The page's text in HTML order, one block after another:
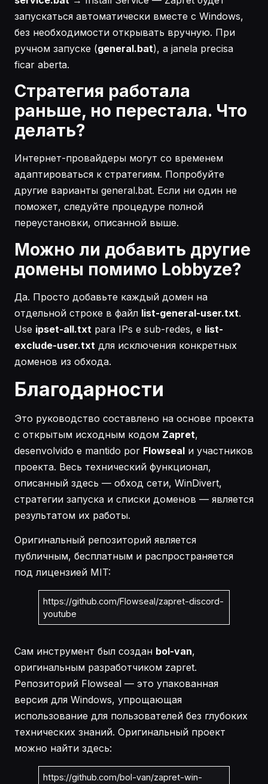
запускаться автоматически вместе с Windows,
без необходимости открывать вручную. При
ручном запуске (general.bat), a janela precisa
ficar aberta.
Стратегия работала
раньше, но перестала. Что
делать?
Интернет-провайдеры могут со временем
адаптироваться к стратегиям. Попробуйте
другие варианты general.bat. Если ни один не
поможет, следуйте процедуре полной
переустановки, описанной выше.
Можно ли добавить другие
домены помимо Lobbyze?
Да. Просто добавьте каждый домен на
отдельной строке в файл list-general-user.txt.
Use ipset-all.txt para IPs e sub-redes, e list-
exclude-user.txt для исключения конкретных
доменов из обхода.
Благодарности
Это руководство составлено на основе проекта
с открытым исходным кодом Zapret,
desenvolvido e mantido por Flowseal и участников
проекта. Весь технический функционал,
описанный здесь — обход сети, WinDivert,
стратегии запуска и списки доменов — является
результатом их работы.
Оригинальный репозиторий является
публичным, бесплатным и распространяется
под лицензией MIT:
https://github.com/Flowseal/zapret-discord-
youtube
Сам инструмент был создан bol-van,
оригинальным разработчиком zapret.
Репозиторий Flowseal — это упакованная
версия для Windows, упрощающая
использование для пользователей без глубоких
технических знаний. Оригинальный проект
можно найти здесь:
https://github.com/bol-van/zapret-win-